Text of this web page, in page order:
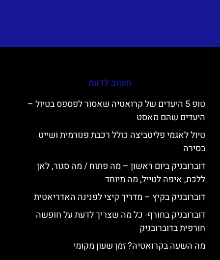
חשוב לדעת
טופ 5 היעדים של קרואטיה שאסור לפספס בטיול –
היעדים שהם מאסט
טיול לאגמי פליטביצה כולל רכבת פנורמית ושייט
בסירה
דוברובניק ביום ראשון – מה פתוח / מה סגור, לאן
ללכת, איפה לטייל, מה מיוחד
דוברובניק בקיץ – מדריך קיצי לפנינה האדריאטית
דוברובניק בחורף- כל מה שצריך לדעת על חופשה
חורפית בדוברובניק
מה השעה בקרואטיה? זמן שעון מקומי